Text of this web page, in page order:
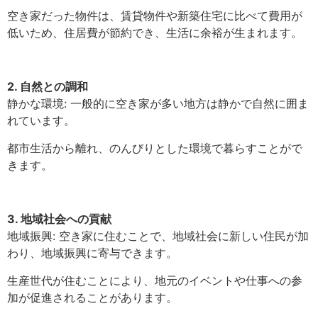
空き家だった物件は、賃貸物件や新築住宅に比べて費用が
低いため、住居費が節約でき、生活に余裕が生まれます。
2. 自然との調和
静かな環境: 一般的に空き家が多い地方は静かで自然に囲ま
れています。
都市生活から離れ、のんびりとした環境で暮らすことがで
きます。
3. 地域社会への貢献
地域振興: 空き家に住むことで、地域社会に新しい住民が加
わり、地域振興に寄与できます。
生産世代が住むことにより、地元のイベントや仕事への参
加が促進されることがあります。